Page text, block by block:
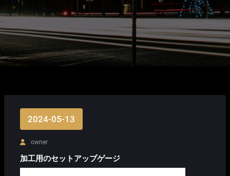
2024-05-13
owner
加工用のセットアップゲージ